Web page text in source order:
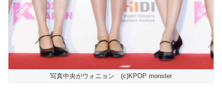
写真中央がウォニョン (c)KPOP monster